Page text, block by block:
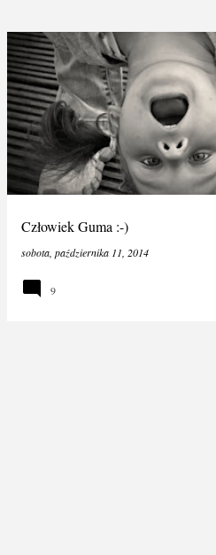
Człowiek Guma :-)
sobota, października 11, 2014
9